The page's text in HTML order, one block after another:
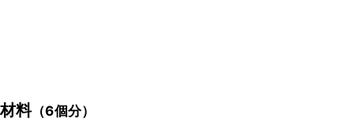
材料（6個分）